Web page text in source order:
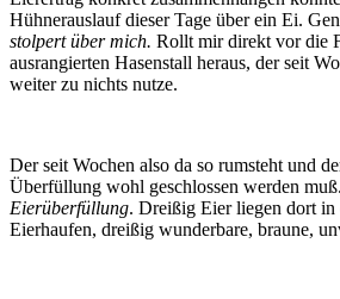
Hühnerauslauf dieser Tage über ein Ei.
stolpert über mich. Rollt mir direkt vor die
ausrangierten Hasenstall heraus, der seit
weiter zu nichts nutze.
Der seit Wochen also da so rumsteht und
Überfüllung wohl geschlossen werden
Eierüberfüllung. Dreißig Eier liegen dort
Eierhaufen, dreißig wunderbare, braune,